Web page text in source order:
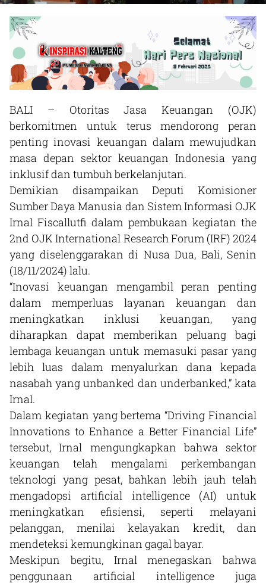
BALI – Otoritas Jasa Keuangan (OJK)
berkomitmen untuk terus mendorong peran
penting inovasi keuangan dalam mewujudkan
masa depan sektor keuangan Indonesia yang
inklusif dan tumbuh berkelanjutan.
Demikian disampaikan Deputi Komisioner
Sumber Daya Manusia dan Sistem Informasi OJK
Irnal Fiscallutfi dalam pembukaan kegiatan the
2nd OJK International Research Forum (IRF) 2024
yang diselenggarakan di Nusa Dua, Bali, Senin
(18/11/2024) lalu.
“Inovasi keuangan mengambil peran penting
dalam memperluas layanan keuangan dan
meningkatkan inklusi keuangan, yang
diharapkan dapat memberikan peluang bagi
lembaga keuangan untuk memasuki pasar yang
lebih luas dalam menyalurkan dana kepada
nasabah yang unbanked dan underbanked,” kata
Irnal.
Dalam kegiatan yang bertema “Driving Financial
Innovations to Enhance a Better Financial Life”
tersebut, Irnal mengungkapkan bahwa sektor
keuangan telah mengalami perkembangan
teknologi yang pesat, bahkan lebih jauh telah
mengadopsi artificial intelligence (AI) untuk
meningkatkan efisiensi, seperti melayani
pelanggan, menilai kelayakan kredit, dan
mendeteksi kemungkinan gagal bayar.
Meskipun begitu, Irnal menegaskan bahwa
penggunaan artificial intelligence juga